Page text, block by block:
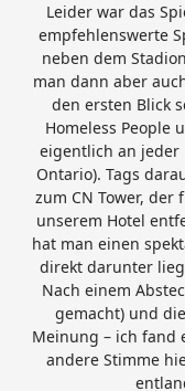
Leider war das
empfehlenswerte
neben dem
man dann aber
den ersten Blick
Homeless People
eigentlich an jeder
Ontario). Tags
zum CN Tower,
unserem Hotel
hat man einen
direkt darunter
Nach einem
gemacht) und
Meinung – ich fand
andere Stimme